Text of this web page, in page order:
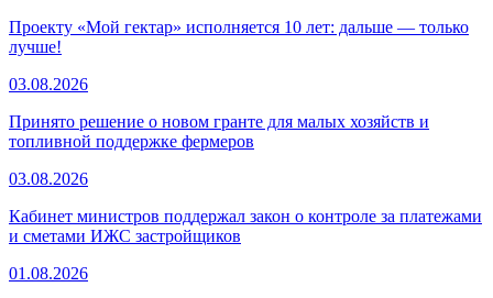
Проекту «Мой гектар» исполняется 10 лет: дальше — только
лучше!
03.08.2026
Принято решение о новом гранте для малых хозяйств и
топливной поддержке фермеров
03.08.2026
Кабинет министров поддержал закон о контроле за платежами
и сметами ИЖС застройщиков
01.08.2026